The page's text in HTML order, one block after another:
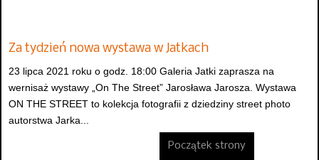
Za tydzień nowa wystawa w Jatkach
23 lipca 2021 roku o godz. 18:00 Galeria Jatki zaprasza na
wernisaż wystawy „On The Street” Jarosława Jarosza. Wystawa
ON THE STREET to kolekcja fotografii z dziedziny street photo
autorstwa Jarka...
Początek strony